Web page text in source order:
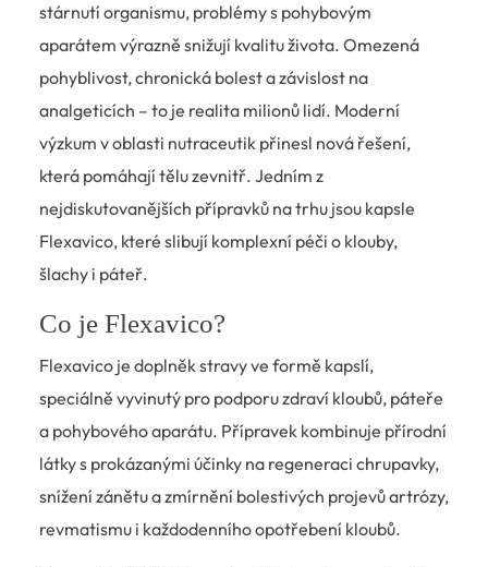
stárnutí organismu, problémy s pohybovým
aparátem výrazně snižují kvalitu života. Omezená
pohyblivost, chronická bolest a závislost na
analgeticích – to je realita milionů lidí. Moderní
výzkum v oblasti nutraceutik přinesl nová řešení,
která pomáhají tělu zevnitř. Jedním z
nejdiskutovanějších přípravků na trhu jsou kapsle
Flexavico, které slibují komplexní péči o klouby,
šlachy i páteř.
Co je Flexavico?
Flexavico je doplněk stravy ve formě kapslí,
speciálně vyvinutý pro podporu zdraví kloubů, páteře
a pohybového aparátu. Přípravek kombinuje přírodní
látky s prokázanými účinky na regeneraci chrupavky,
snížení zánětu a zmírnění bolestivých projevů artrózy,
revmatismu i každodenního opotřebení kloubů.